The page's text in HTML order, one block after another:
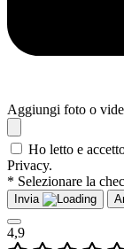
Aggiungi foto o
Ho letto e
Privacy.
* Selezionare la
Invia
4,9